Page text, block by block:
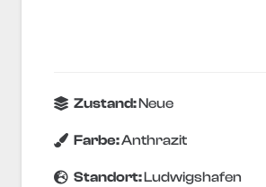
Zustand:Neue
Farbe:Anthrazit
Standort:Ludwigshafen